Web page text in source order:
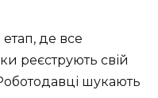
де все
реєструють свій
шукають